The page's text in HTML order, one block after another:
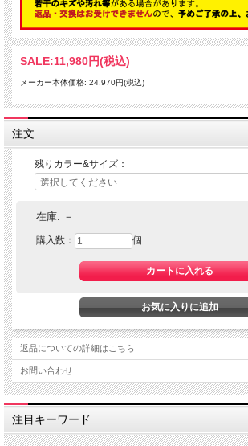
SALE:11,980円(税込)
メーカー本体価格: 24,970円(税込)
注文
残りカラー&サイズ：
在庫: －
購入数： 個
返品についての詳細はこちら
お問い合わせ
注目キーワード